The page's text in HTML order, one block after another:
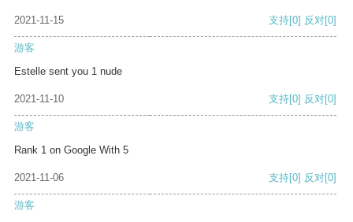
2021-11-15 支持[0] 反对[0]
游客
Estelle sent you 1 nude
2021-11-10 支持[0] 反对[0]
游客
Rank 1 on Google With 5
2021-11-06 支持[0] 反对[0]
游客